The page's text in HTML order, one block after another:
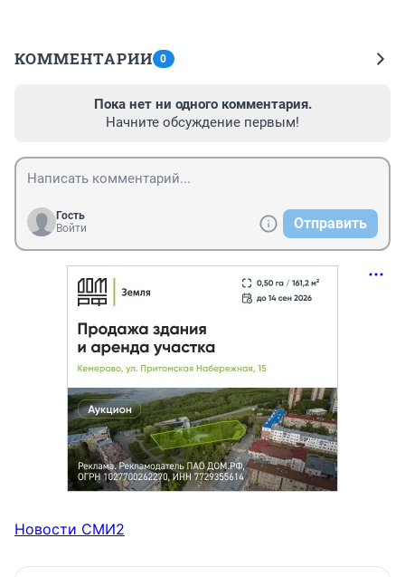
КОММЕНТАРИИ 0
Пока нет ни одного комментария.
Начните обсуждение первым!
Гость
Войти
Отправить
Новости СМИ2